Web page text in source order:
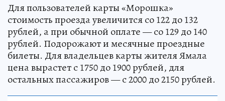
Для пользователей карты «Морошка»
стоимость проезда увеличится со 122 до 132
рублей, а при обычной оплате — со 129 до 140
рублей. Подорожают и месячные проездные
билеты. Для владельцев карты жителя Ямала
цена вырастет с 1750 до 1900 рублей, для
остальных пассажиров — с 2000 до 2150 рублей.